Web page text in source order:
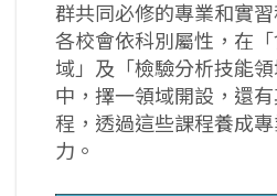
群共同必修的專業和實習
各校會依科別屬性，在
域」及「檢驗分析技能
中，擇一領域開設，還
程，透過這些課程養成
力。